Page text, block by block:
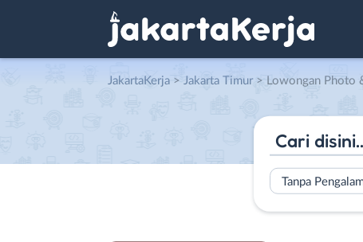
JakartaKerja > Jakarta Timur > Lowongan Photo & Videographer – Campaign Manager – Content Editor –
Tanpa